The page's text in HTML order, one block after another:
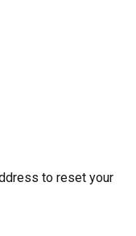
to reset your